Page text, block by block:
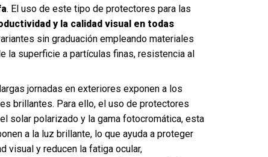
. El uso de este tipo de protectores para las
y la calidad visual en todas
sin graduación empleando materiales
la superficie a partículas finas, resistencia al
jornadas en exteriores exponen a los
brillantes. Para ello, el uso de protectores
solar polarizado y la gama fotocromática, esta
a la luz brillante, lo que ayuda a proteger
visual y reducen la fatiga ocular,